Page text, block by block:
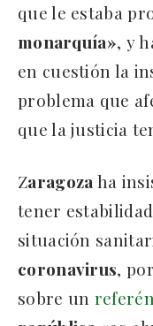
que le estaba
monarquía», y
en cuestión la
problema que
que la justicia
Zaragoza ha
tener
situación
coronavirus,
sobre un